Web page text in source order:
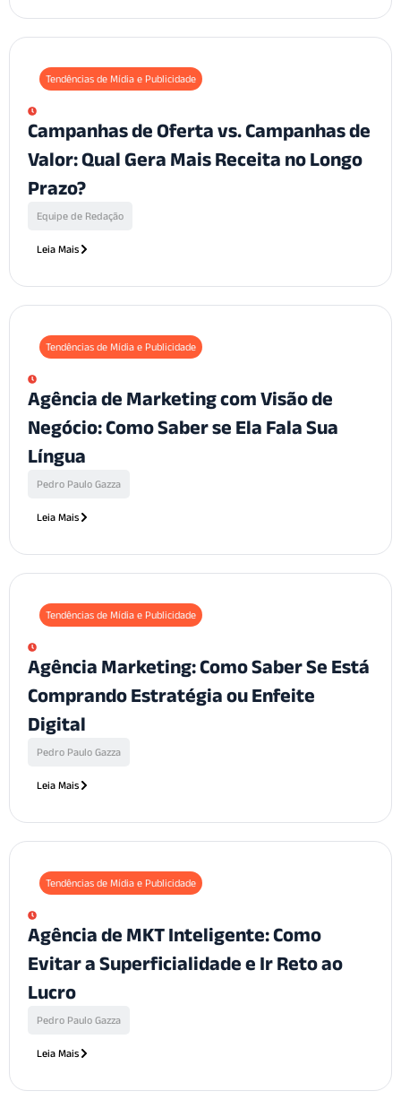
Tendências de Mídia e Publicidade
Campanhas de Oferta vs. Campanhas de
Valor: Qual Gera Mais Receita no Longo
Prazo?
Equipe de Redação
Leia Mais
Tendências de Mídia e Publicidade
Agência de Marketing com Visão de
Negócio: Como Saber se Ela Fala Sua
Língua
Pedro Paulo Gazza
Leia Mais
Tendências de Mídia e Publicidade
Agência Marketing: Como Saber Se Está
Comprando Estratégia ou Enfeite
Digital
Pedro Paulo Gazza
Leia Mais
Tendências de Mídia e Publicidade
Agência de MKT Inteligente: Como
Evitar a Superficialidade e Ir Reto ao
Lucro
Pedro Paulo Gazza
Leia Mais